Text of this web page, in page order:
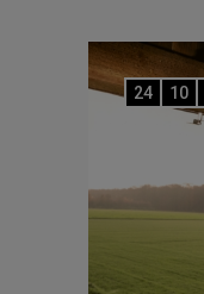
24 10